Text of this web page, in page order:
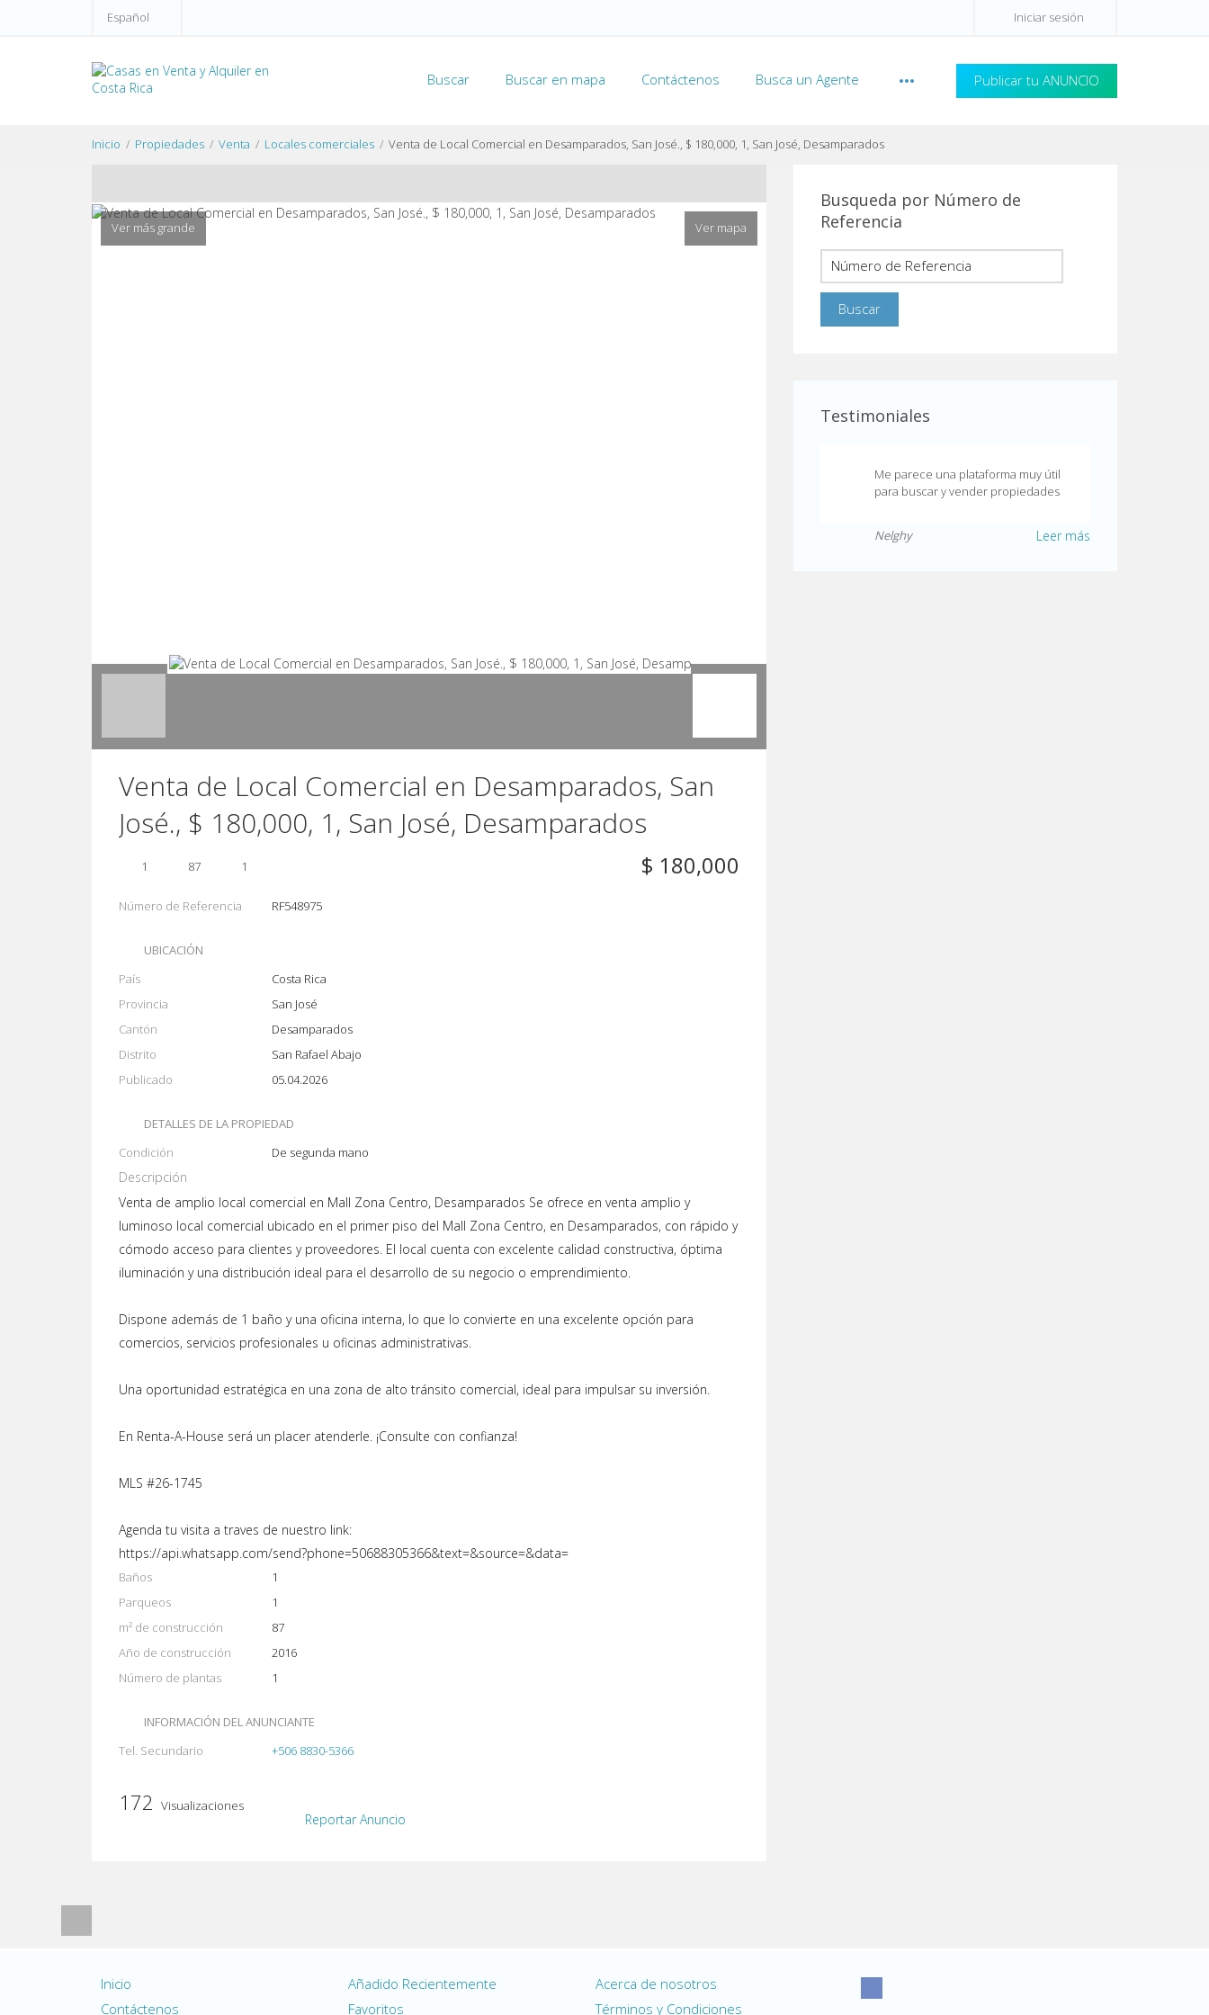
Español Iniciar sesión
Publicar tu ANUNCIO
Buscar Buscar en mapa Contáctenos Busca un Agente
Inicio Propiedades Venta Locales comerciales Venta de Local Comercial en Desamparados, San José., $ 180,000, 1, San José, Desamparados
Busqueda por Número de
Referencia
Testimoniales
Me parece una plataforma muy útil
para buscar y vender propiedades
Leer más
Nelghy
Ver más grande Ver mapa
Venta de Local Comercial en Desamparados, San
José., $ 180,000, 1, San José, Desamparados
$ 180,000
1 87 1
Número de Referencia RF548975
UBICACIÓN
País
Costa Rica
Provincia
San José
Cantón
Desamparados
Distrito
San Rafael Abajo
Publicado
05.04.2026
DETALLES DE LA PROPIEDAD
Condición
De segunda mano
Descripción
Venta de amplio local comercial en Mall Zona Centro, Desamparados Se ofrece en venta amplio y
luminoso local comercial ubicado en el primer piso del Mall Zona Centro, en Desamparados, con rápido y
cómodo acceso para clientes y proveedores. El local cuenta con excelente calidad constructiva, óptima
iluminación y una distribución ideal para el desarrollo de su negocio o emprendimiento.
Dispone además de 1 baño y una oficina interna, lo que lo convierte en una excelente opción para
comercios, servicios profesionales u oficinas administrativas.
Una oportunidad estratégica en una zona de alto tránsito comercial, ideal para impulsar su inversión.
En Renta-A-House será un placer atenderle. ¡Consulte con confianza!
MLS #26-1745
Agenda tu visita a traves de nuestro link:
https://api.whatsapp.com/send?phone=50688305366&text=&source=&data=
Baños
1
Parqueos
1
m² de construcción
87
Año de construcción
2016
Número de plantas
1
INFORMACIÓN DEL ANUNCIANTE
Tel. Secundario
+506 8830-5366
Reportar Anuncio
172 Visualizaciones
Inicio Añadido Recientemente
Acerca de nosotros
Contáctenos
Favoritos Términos y Condiciones